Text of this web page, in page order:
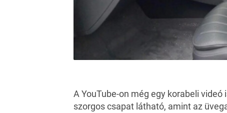
A YouTube-on még egy korabeli
szorgos csapat látható, amint az